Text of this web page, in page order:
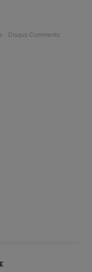
Disqus Comments